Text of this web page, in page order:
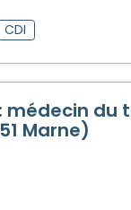
CDI
médecin du
Marne)